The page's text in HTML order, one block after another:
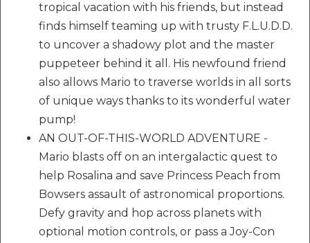
tropical vacation with his friends, but instead
finds himself teaming up with trusty F.L.U.D.D.
to uncover a shadowy plot and the master
puppeteer behind it all. His newfound friend
also allows Mario to traverse worlds in all sorts
of unique ways thanks to its wonderful water
pump!
AN OUT-OF-THIS-WORLD ADVENTURE -
Mario blasts off on an intergalactic quest to
help Rosalina and save Princess Peach from
Bowsers assault of astronomical proportions.
Defy gravity and hop across planets with
optional motion controls, or pass a Joy-Con